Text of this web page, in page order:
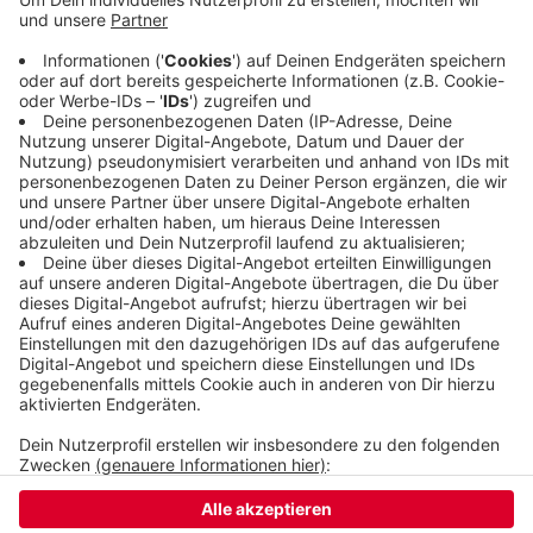
Erzieher gegangen sind. Aktuell machen außerdem
101 junge Leute eine Ausbildung in dem Bereich.
Die Zahlen beziehen sich nur auf städtische Kitas.
Über die Lage bei den freien Trägern hat die Stadt
keinen Überblick.
Veröffentlicht:Donnerstag, 24.08.2023 06:18
Anzeige